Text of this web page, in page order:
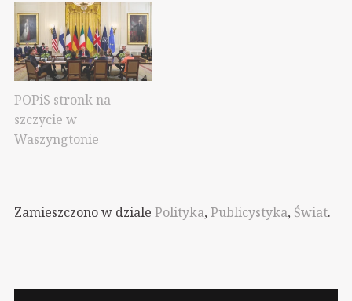
POPiS stronk na
szczycie w
Waszyngtonie
Zamieszczono w dziale Polityka, Publicystyka, Świat.